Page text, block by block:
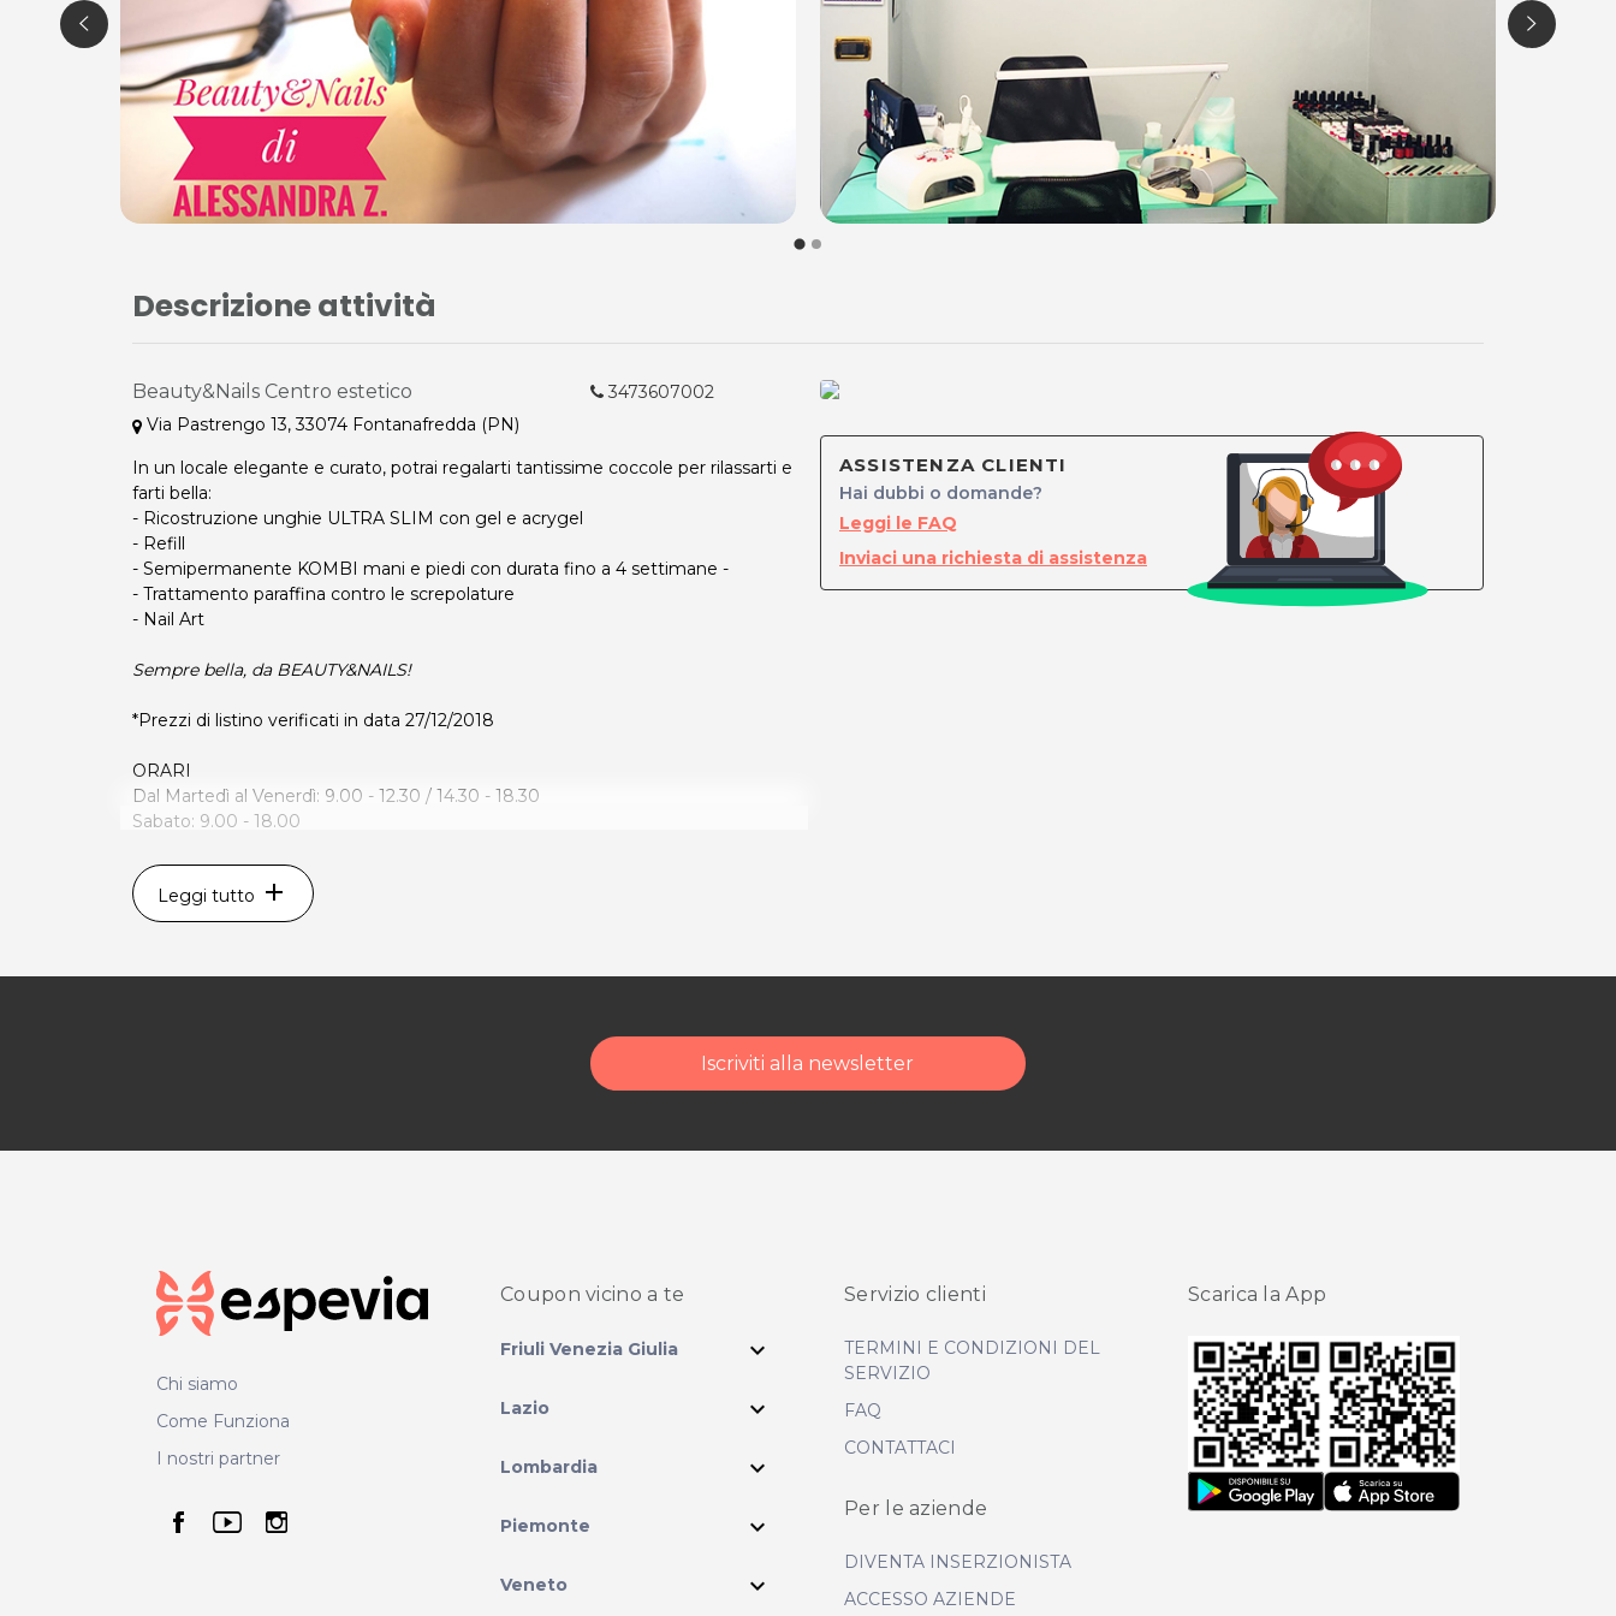
Descrizione attività
Beauty&Nails Centro estetico
Via Pastrengo 13, 33074 Fontanafredda (PN)
3473607002
In un locale elegante e curato, potrai regalarti tantissime coccole per rilassarti e
farti bella:
- Ricostruzione unghie ULTRA SLIM con gel e acrygel
- Refill
- Semipermanente KOMBI mani e piedi con durata fino a 4 settimane -
- Trattamento paraffina contro le screpolature
- Nail Art
Sempre bella, da BEAUTY&NAILS!
*Prezzi di listino verificati in data 27/12/2018
ORARI
Dal Martedì al Venerdì: 9.00 - 12.30 / 14.30 - 18.30
Sabato: 9.00 - 18.00
BEAUTY&NAILS
Via Pastrengo 13
Tel. 3473607002
Per ulteriori informazioni sull'offerta o sulle modalità di acquisto scrivi
Leggi tutto add
ASSISTENZA CLIENTI
Hai dubbi o domande?
Leggi le FAQ
Inviaci una richiesta di assistenza
Iscriviti alla newsletter
Chi siamo
Come Funziona
I nostri partner
seguici su facebook
seguici su youtube
seguici su instagram
Coupon vicino a te
Friuli Venezia Giulia expand_more
Lazio expand_more
Lombardia expand_more
Piemonte expand_more
Veneto expand_more
Servizio clienti
TERMINI E CONDIZIONI DEL
SERVIZIO
FAQ
CONTATTACI
Per le aziende
DIVENTA INSERZIONISTA
ACCESSO AZIENDE
Scarica la App